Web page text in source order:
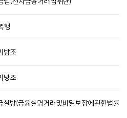
행
방조
방조
방(금융실명거래및비밀보장에관한법률